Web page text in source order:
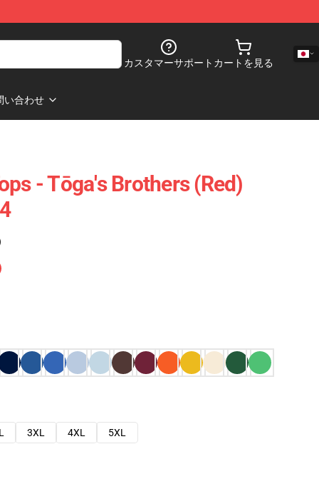
カスタマーサポート カートを見る
い合わせ
- Tōga's Brothers (red)
3XL 4XL
5XL